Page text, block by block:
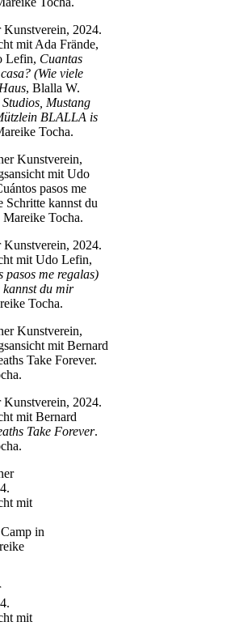
Kunstverein, 2024.
mit Ada Frände,
Lefin, Cuantas
(Wie viele
, Blalla W.
Mustang
BLALLA is
Tocha.
Kunstverein, 2024.
mit Udo Lefin,
pasos me regalas)
kannst du mir
Tocha.
Kunstverein, 2024.
mit Bernard
Take Forever.
mit